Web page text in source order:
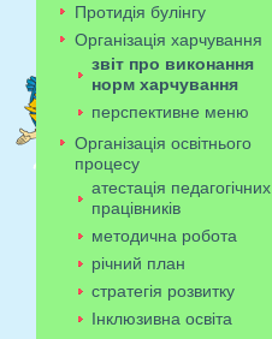
Протидія булінгу
Організація харчування
звіт про виконання
норм харчування
перспективне меню
Організація освітнього
процесу
атестація педагогічних
працівників
методична робота
річний план
стратегія розвитку
Інклюзивна освіта